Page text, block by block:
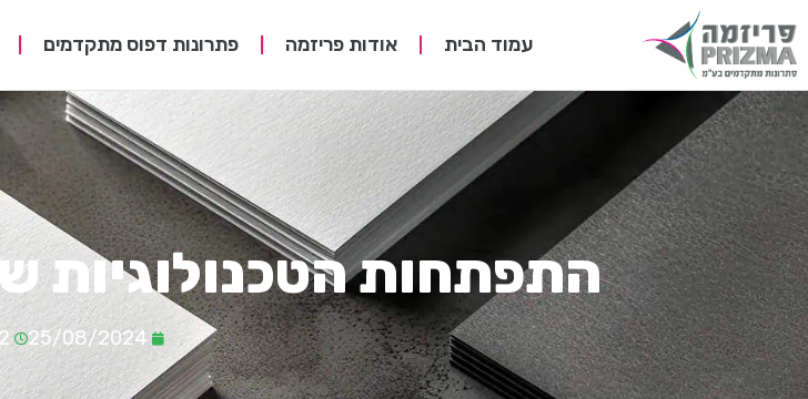
עמוד הבית אודות פריזמה פתרונות דפוס מתקדמים
התפתחות הטכנולוגיות
25/08/2024